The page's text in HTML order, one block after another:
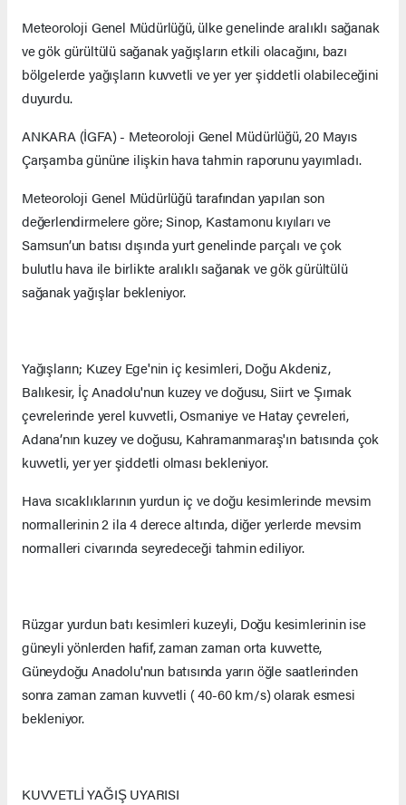
Meteoroloji Genel Müdürlüğü, ülke genelinde aralıklı sağanak
ve gök gürültülü sağanak yağışların etkili olacağını, bazı
bölgelerde yağışların kuvvetli ve yer yer şiddetli olabileceğini
duyurdu.
ANKARA (İGFA) - Meteoroloji Genel Müdürlüğü, 20 Mayıs
Çarşamba gününe ilişkin hava tahmin raporunu yayımladı.
Meteoroloji Genel Müdürlüğü tarafından yapılan son
değerlendirmelere göre; Sinop, Kastamonu kıyıları ve
Samsun’un batısı dışında yurt genelinde parçalı ve çok
bulutlu hava ile birlikte aralıklı sağanak ve gök gürültülü
sağanak yağışlar bekleniyor.
Yağışların; Kuzey Ege'nin iç kesimleri, Doğu Akdeniz,
Balıkesir, İç Anadolu'nun kuzey ve doğusu, Siirt ve Şırnak
çevrelerinde yerel kuvvetli, Osmaniye ve Hatay çevreleri,
Adana’nın kuzey ve doğusu, Kahramanmaraş'ın batısında çok
kuvvetli, yer yer şiddetli olması bekleniyor.
Hava sıcaklıklarının yurdun iç ve doğu kesimlerinde mevsim
normallerinin 2 ila 4 derece altında, diğer yerlerde mevsim
normalleri civarında seyredeceği tahmin ediliyor.
Rüzgar yurdun batı kesimleri kuzeyli, Doğu kesimlerinin ise
güneyli yönlerden hafif, zaman zaman orta kuvvette,
Güneydoğu Anadolu'nun batısında yarın öğle saatlerinden
sonra zaman zaman kuvvetli ( 40-60 km/s) olarak esmesi
bekleniyor.
KUVVETLİ YAĞIŞ UYARISI